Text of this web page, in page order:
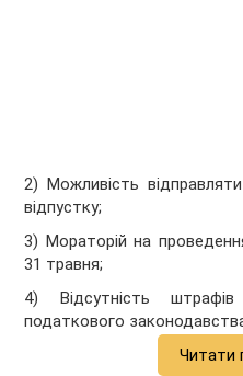
2) Можливість
відпустку;
3) Мораторій на
31 травня;
4) Відсутність
податкового
Читати